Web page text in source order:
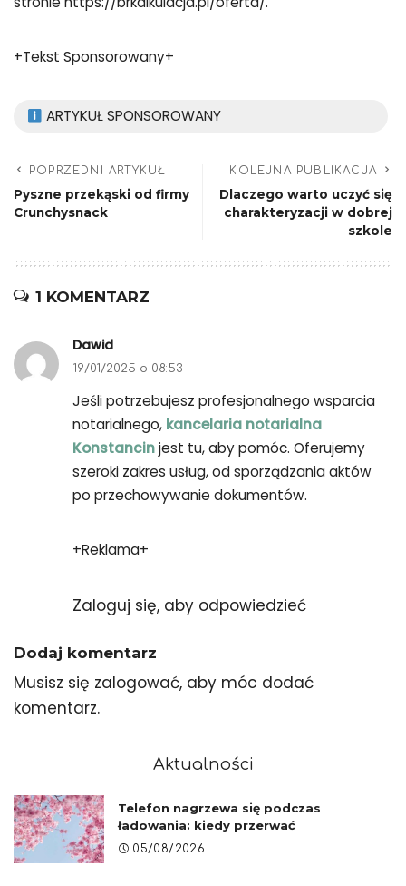
+Tekst Sponsorowany+
ARTYKUŁ SPONSOROWANY
POPRZEDNI ARTYKUŁ
Pyszne przekąski od firmy
Crunchysnack
KOLEJNA PUBLIKACJA
Dlaczego warto uczyć się
charakteryzacji w dobrej
szkole
1 KOMENTARZ
Dawid
19/01/2025 o 08:53
Jeśli potrzebujesz profesjonalnego wsparcia
notarialnego, kancelaria notarialna
Konstancinjest tu, aby pomóc. Oferujemy
szeroki zakres usług, od sporządzania aktów
po przechowywanie dokumentów.
+Reklama+
Zaloguj się, aby odpowiedzieć
Dodaj komentarz
Musisz się zalogować, aby móc dodać
komentarz.
Aktualności
Telefon nagrzewa się podczas
ładowania: kiedy przerwać
05/08/2026